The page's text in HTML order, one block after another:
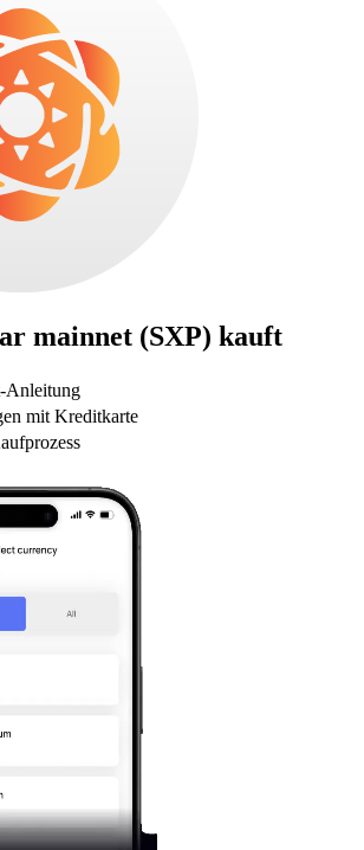
mainnet (SXP) kauft
Anleitung
mit Kreditkarte